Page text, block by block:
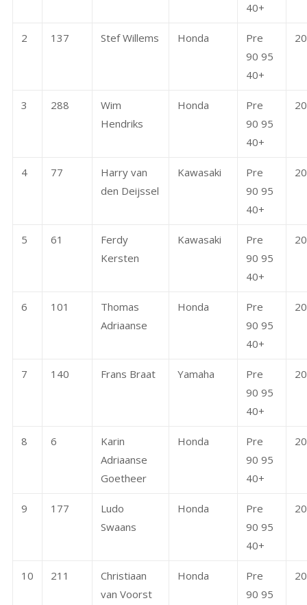
40+
2 137 Stef Willems Honda
Pre
90 95
40+
3 288
Wim
Hendriks
Honda
Pre
90 95
40+
4 77
Harry van
den Deijssel
Kawasaki
Pre
90 95
40+
5 61
Ferdy
Kersten
Kawasaki
Pre
90 95
40+
6 101
Thomas
Adriaanse
Honda
Pre
90 95
40+
7 140 Frans Braat Yamaha
Pre
90 95
40+
8 6
Karin
Adriaanse
Goetheer
Honda
Pre
90 95
40+
9 177
Ludo
Swaans
Honda
Pre
90 95
40+
10 211
Christiaan
van Voorst
Honda
Pre
90 95